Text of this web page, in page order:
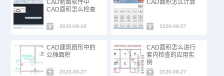
CAD制图软件中
CAD面积怎么检查
2020-09-10
CAD面积怎么计算
2020-08-27
CAD建筑图形中的
公摊面积
2020-08-27
CAD面积怎么进行
套内检查的应用实
例
2020-08-27